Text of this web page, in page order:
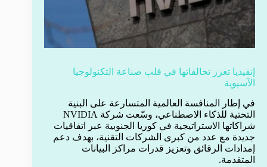
إنفيديا تعزز تحالفاتها في قلب صناعة التكنولوجيا
الآسيوية
في إطار المنافسة العالمية المتسارعة على البنية
التحتية للذكاء الاصطناعي، وسّعت شركة NVIDIA
شراكاتها الاستراتيجية في كوريا الجنوبية عبر اتفاقيات
جديدة مع عدد من كبرى الشركات التقنية، بهدف دعم
إمدادات الرقائق وتعزيز قدرات مراكز البيانات
المتقدمة.